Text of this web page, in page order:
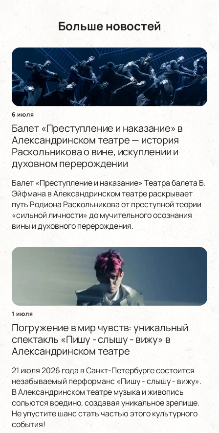
Больше новостей
6 июля
Балет «Преступление и наказание» в
Александринском театре — история
Раскольникова о вине, искуплении и
духовном перерождении
Балет «Преступление и наказание» Театра балета Б.
Эйфмана в Александринском театре раскрывает
путь Родиона Раскольникова от преступной теории
«сильной личности» до мучительного осознания
вины и духовного перерождения.
1 июля
Погружение в мир чувств: уникальный
спектакль «Пишу - слышу - вижу» в
Александринском театре
21 июля 2026 года в Санкт-Петербурге состоится
незабываемый перформанс «Пишу - слышу - вижу».
В Александринском театре музыка и живопись
сольются воедино, создавая уникальное зрелище.
Не упустите шанс стать частью этого культурного
события!